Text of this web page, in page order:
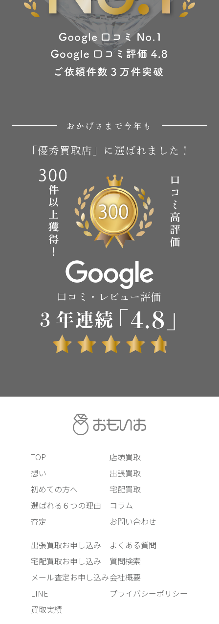
TOP
想い
初めての方へ
選ばれる６つの理由
査定
店頭買取
出張買取
宅配買取
コラム
お問い合わせ
出張買取お申し込み
宅配買取お申し込み
メール査定お申し込み
LINE
買取実績
よくある質問
質問検索
会社概要
プライバシーポリシー